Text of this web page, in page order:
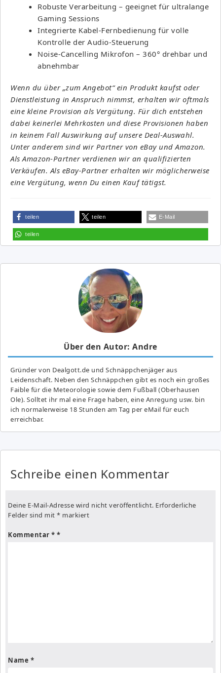
Robuste Verarbeitung – geeignet für ultralange
Gaming Sessions
Integrierte Kabel-Fernbedienung für volle
Kontrolle der Audio-Steuerung
Noise-Cancelling Mikrofon – 360° drehbar und
abnehmbar
Wenn du über „zum Angebot“ ein Produkt kaufst oder
Dienstleistung in Anspruch nimmst, erhalten wir oftmals
eine kleine Provision als Vergütung. Für dich entstehen
dabei keinerlei Mehrkosten und diese Provisionen haben
in keinem Fall Auswirkung auf unsere Deal-Auswahl.
Unter anderem sind wir Partner von eBay und Amazon.
Als Amazon-Partner verdienen wir an qualifizierten
Verkäufen. Als eBay-Partner erhalten wir möglicherweise
eine Vergütung, wenn Du einen Kauf tätigst.
teilen teilen E-Mail
teilen
Über den Autor: Andre
Gründer von Dealgott.de und Schnäppchenjäger aus
Leidenschaft. Neben den Schnäppchen gibt es noch ein großes
Fai­ble für die Meteorologie sowie dem Fußball (Oberhausen
Ole). Solltet ihr mal eine Frage haben, eine Anregung usw. bin
ich normalerweise 18 Stunden am Tag per eMail für euch
erreichbar.
Schreibe einen Kommentar
Deine E-Mail-Adresse wird nicht veröffentlicht. Erforderliche
Felder sind mit * markiert
Kommentar *
Name *